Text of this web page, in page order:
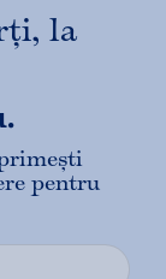
la
pentru